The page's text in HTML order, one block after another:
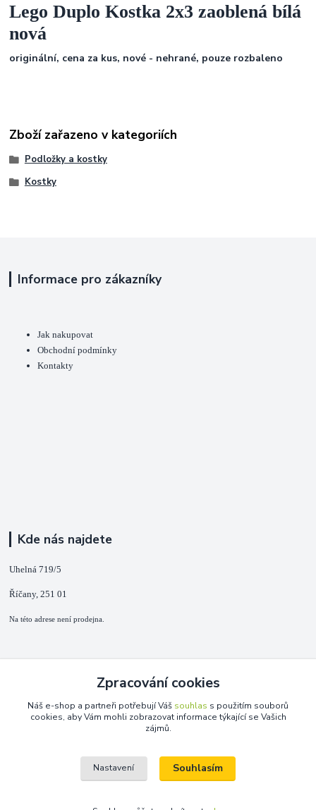
Lego Duplo Kostka 2x3 zaoblená bílá
nová
originální, cena za kus, nové - nehrané, pouze rozbaleno
Zboží zařazeno v kategoriích
Podložky a kostky
Kostky
Informace pro zákazníky
Jak nakupovat
Obchodní podmínky
Kontakty
Kde nás najdete
Uhelná 719/5
Říčany, 251 01
Na této adrese není prodejna.
+420 725 889 873
(Po-Ne, 9-18 hod.)
Zpracování cookies
Náš e-shop a partneři potřebují Váš souhlas s použitím souborů
cookies, aby Vám mohli zobrazovat informace týkající se Vašich
zájmů.
Nastavení Souhlasím